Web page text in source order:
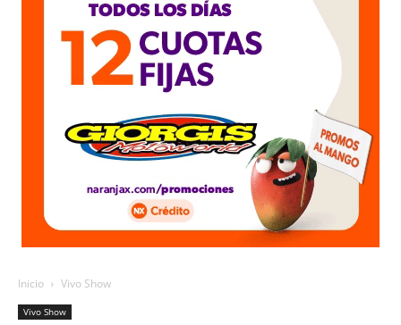
Inicio Vivo Show
Vivo Show